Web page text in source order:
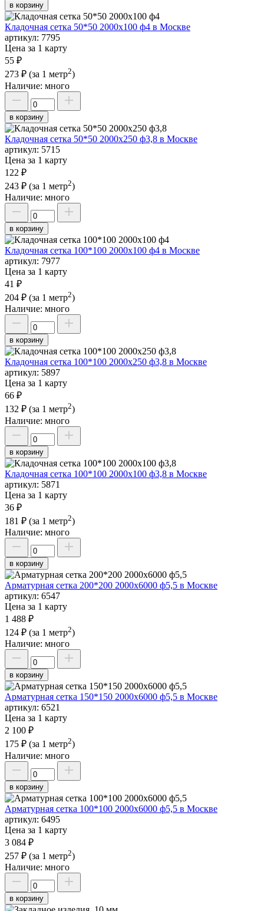
в корзину
Кладочная сетка 50*50 2000х100 ф4 в Москве
артикул: 7795
Цена за 1 карту
55 ₽
273 ₽ (за 1 метр2)
Наличие: много
в корзину
Кладочная сетка 50*50 2000х250 ф3,8 в Москве
артикул: 5715
Цена за 1 карту
122 ₽
243 ₽ (за 1 метр2)
Наличие: много
в корзину
Кладочная сетка 100*100 2000х100 ф4 в Москве
артикул: 7977
Цена за 1 карту
41 ₽
204 ₽ (за 1 метр2)
Наличие: много
в корзину
Кладочная сетка 100*100 2000х250 ф3,8 в Москве
артикул: 5897
Цена за 1 карту
66 ₽
132 ₽ (за 1 метр2)
Наличие: много
в корзину
Кладочная сетка 100*100 2000х100 ф3,8 в Москве
артикул: 5871
Цена за 1 карту
36 ₽
181 ₽ (за 1 метр2)
Наличие: много
в корзину
Арматурная сетка 200*200 2000х6000 ф5,5 в Москве
артикул: 6547
Цена за 1 карту
1 488 ₽
124 ₽ (за 1 метр2)
Наличие: много
в корзину
Арматурная сетка 150*150 2000х6000 ф5,5 в Москве
артикул: 6521
Цена за 1 карту
2 100 ₽
175 ₽ (за 1 метр2)
Наличие: много
в корзину
Арматурная сетка 100*100 2000х6000 ф5,5 в Москве
артикул: 6495
Цена за 1 карту
3 084 ₽
257 ₽ (за 1 метр2)
Наличие: много
в корзину